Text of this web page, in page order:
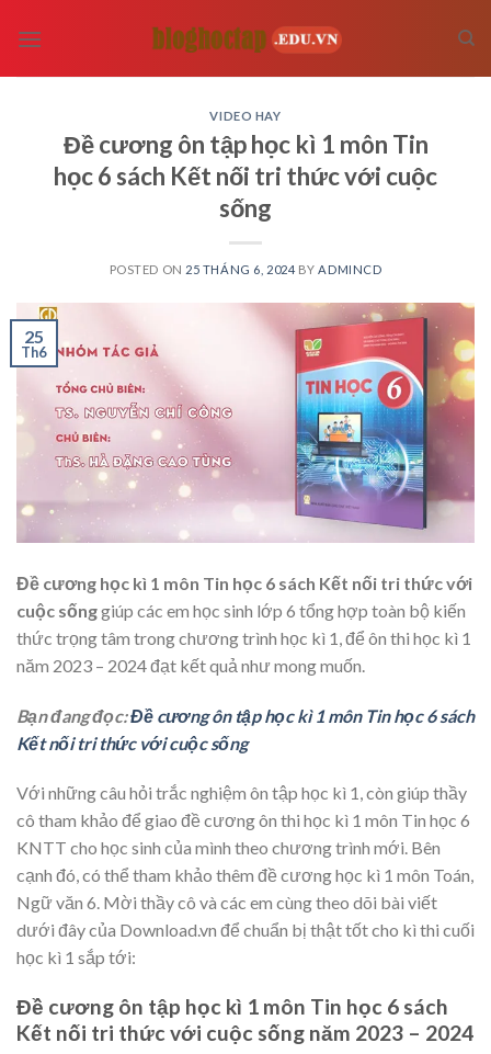
VIDEO HAY
Đề cương ôn tập học kì 1 môn Tin
học 6 sách Kết nối tri thức với cuộc
sống
POSTED ON 25 THÁNG 6, 2024 BY ADMINCD
25
Th6
Đề cương học kì 1 môn Tin học 6 sách Kết nối tri thức với
cuộc sốnggiúp các em học sinh lớp 6 tổng hợp toàn bộ kiến
thức trọng tâm trong chương trình học kì 1, để ôn thi học kì 1
năm 2023 – 2024 đạt kết quả như mong muốn.
Bạn đang đọc:Đề cương ôn tập học kì 1 môn Tin học 6 sách
Kết nối tri thức với cuộc sống
Với những câu hỏi trắc nghiệm ôn tập học kì 1, còn giúp thầy
cô tham khảo để giao đề cương ôn thi học kì 1 môn Tin học 6
KNTT cho học sinh của mình theo chương trình mới. Bên
cạnh đó, có thể tham khảo thêm đề cương học kì 1 môn Toán,
Ngữ văn 6. Mời thầy cô và các em cùng theo dõi bài viết
dưới đây của Download.vn để chuẩn bị thật tốt cho kì thi cuối
học kì 1 sắp tới:
Đề cương ôn tập học kì 1 môn Tin học 6 sách
Kết nối tri thức với cuộc sống năm 2023 – 2024